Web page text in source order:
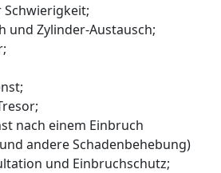
und Zylinder-Austausch;
nach einem Einbruch
andere Schadenbehebung)
und Einbruchschutz;